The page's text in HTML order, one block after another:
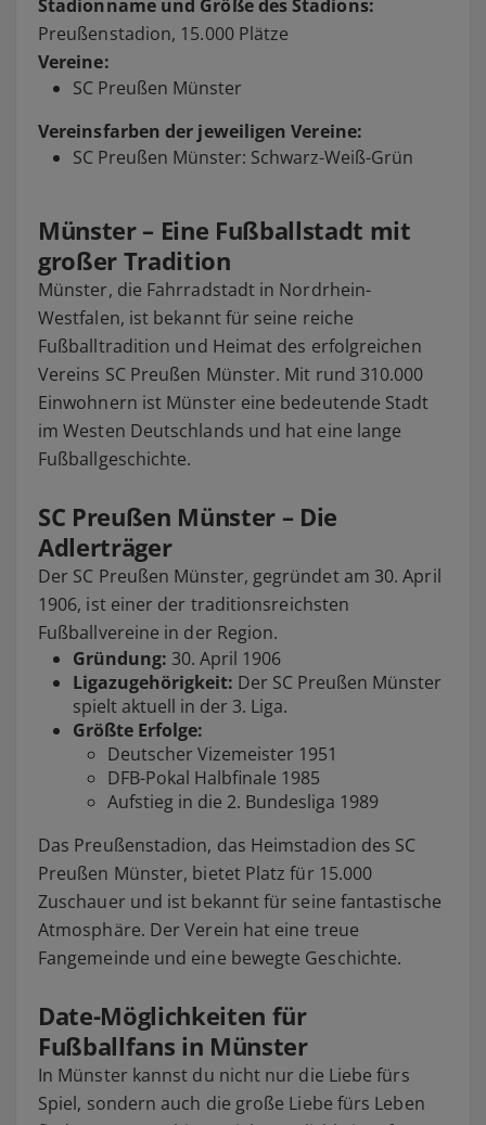
Stadionname und Größe des Stadions:
Preußenstadion, 15.000 Plätze
Vereine:
SC Preußen Münster
Vereinsfarben der jeweiligen Vereine:
SC Preußen Münster: Schwarz-Weiß-Grün
Münster – Eine Fußballstadt mit
großer Tradition
Münster, die Fahrradstadt in Nordrhein-
Westfalen, ist bekannt für seine reiche
Fußballtradition und Heimat des erfolgreichen
Vereins SC Preußen Münster. Mit rund 310.000
Einwohnern ist Münster eine bedeutende Stadt
im Westen Deutschlands und hat eine lange
Fußballgeschichte.
SC Preußen Münster – Die
Adlerträger
Der SC Preußen Münster, gegründet am 30. April
1906, ist einer der traditionsreichsten
Fußballvereine in der Region.
Gründung: 30. April 1906
Ligazugehörigkeit: Der SC Preußen Münster
spielt aktuell in der 3. Liga.
Größte Erfolge:
Deutscher Vizemeister 1951
DFB-Pokal Halbfinale 1985
Aufstieg in die 2. Bundesliga 1989
Das Preußenstadion, das Heimstadion des SC
Preußen Münster, bietet Platz für 15.000
Zuschauer und ist bekannt für seine fantastische
Atmosphäre. Der Verein hat eine treue
Fangemeinde und eine bewegte Geschichte.
Date-Möglichkeiten für
Fußballfans in Münster
In Münster kannst du nicht nur die Liebe fürs
Spiel, sondern auch die große Liebe fürs Leben